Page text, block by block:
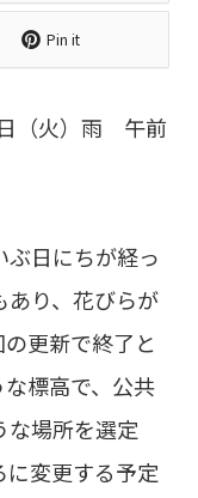
Pin it
（火）雨 午前
ぶ日にちが経っ
あり、花びらが
更新で終了と
標高で、公共
な場所を選定
に変更する予定